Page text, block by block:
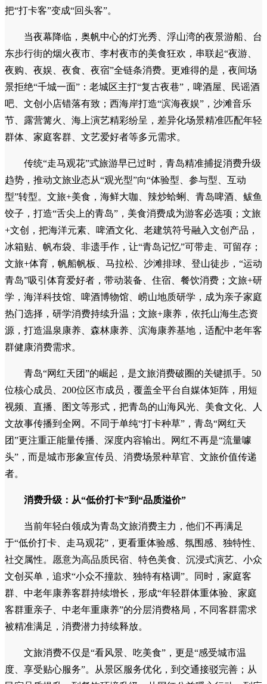
把“打卡客”变成“回头客”。
当夜幕降临，奥帆中心的灯光秀、浮山湾的夜景游船、台
东步行街的烟火夜市、李村夜市的美食狂欢，串联起“夜游、
夜购、夜娱、夜食、夜宿”全链条消费。更难得的是，夜间场
景拒绝“千城一面”：老城区主打“复古夜巷”，啤酒屋、民谣酒
吧、文创小店错落有致；西海岸打造“滨海夜娱”，沙滩音乐
节、露营篝火、海上演艺精彩纷呈，差异化场景精准匹配年轻
群体、家庭客群、文艺爱好者等多元需求。
传统“走马观花”式旅游早已过时，青岛精准捕捉消费升级
趋势，推动文旅业态从“观光型”向“体验型、参与型、互动
型”转型。文旅+美食，海鲜大咖、辣炒蛤蜊、青岛啤酒、鲅鱼
饺子，打造“舌尖上的青岛”，美食消费成为游客必选项；文旅
+文创，把海洋元素、啤酒文化、老建筑符号融入文创产品，
冰箱贴、帆布袋、非遗手作，让“青岛记忆”可带走、可留存；
文旅+体育，帆船帆板、马拉松、沙滩排球、登山徒步，“运动
青岛”吸引体育爱好者，带动装备、住宿、餐饮消费；文旅+研
学，海洋科技馆、啤酒博物馆、崂山地质研学，成为亲子家庭
热门选择，研学消费持续升温；文旅+康养，依托山海生态资
源，打造温泉康养、森林康养、滨海康养基地，适配中老年客
群健康消费需求。
青岛“网红天团”的崛起，是文旅消费破圈的关键抓手。50
位核心成员、200位区市成员，覆盖全平台自媒体矩阵，用短
视频、直播、图文等形式，把青岛的山海风光、美食文化、人
文故事传播到全网。不同于单纯“打卡种草”，青岛“网红天
团”更注重正能量传播、深度内容输出。网红不再是“流量噱
头”，而是城市形象宣传员、消费场景种草官、文旅价值传递
者。
消费升级：从“低价打卡”到“品质溢价”
当前年轻白领成为青岛文旅消费主力，他们不再满足
于“低价打卡、走马观花”，更看重体验感、氛围感、独特性、
社交属性。愿意为高品质民宿、特色美食、沉浸式演艺、小众
文创买单，追求“小众不撞款、独特有格调”。同时，家庭客
群、中老年康养客群持续增长，形成“年轻群体重体验、家庭
客群重亲子、中老年重康养”的分层消费格局，不同客群需求
被精准满足，消费潜力持续释放。
文旅消费不仅是“看风景、吃美食”，更是“感受城市温
度、享受贴心服务”。从景区服务优化，到交通接驳完善；从